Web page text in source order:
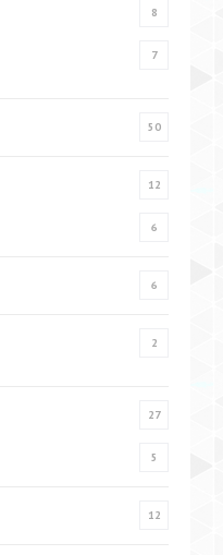
8
7
50
12
6
6
2
27
5
12